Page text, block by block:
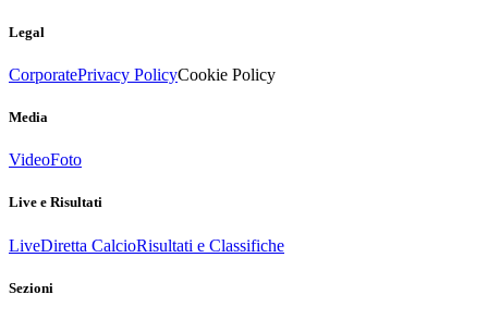
Legal
CorporatePrivacy PolicyCookie Policy
Media
VideoFoto
Live e Risultati
LiveDiretta CalcioRisultati e Classifiche
Sezioni